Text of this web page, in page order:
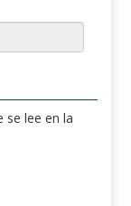
se lee en la